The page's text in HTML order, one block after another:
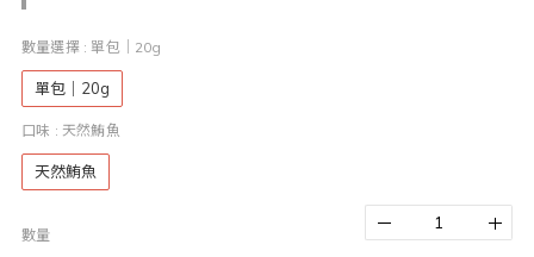
數量選擇 : 單包｜20g
單包｜20g
口味 : 天然鮪魚
天然鮪魚
數量